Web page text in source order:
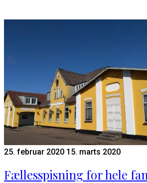
25. februar 2020 15. marts 2020
Fællesspisning for hele